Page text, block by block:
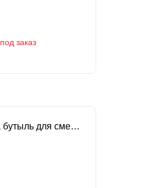
под заказ
Крышка на бутыль для сменной трубки насосов Singflo